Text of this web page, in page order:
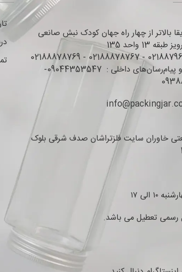
بالاتر از چهار راه جهان کودک نبش صانعی
13 واحد 135
واتس اپ و پیام‌رسان‌های داخلی : 09044353547-
خاوران سایت فلزتراشان صدف شرقی بلوک
الی ۱۷
رسمی تعطیل می باشد.